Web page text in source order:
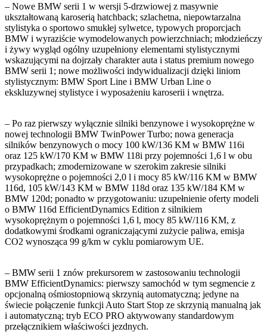
– Nowe BMW serii 1 w wersji 5-drzwiowej z masywnie
ukształtowaną karoserią hatchback; szlachetna, niepowtarzalna
stylistyka o sportowo smukłej sylwetce, typowych proporcjach
BMW i wyraziście wymodelowanych powierzchniach; młodzieńczy
i żywy wygląd ogólny uzupełniony elementami stylistycznymi
wskazującymi na dojrzały charakter auta i status premium nowego
BMW serii 1; nowe możliwości indywidualizacji dzięki liniom
stylistycznym: BMW Sport Line i BMW Urban Line o
ekskluzywnej stylistyce i wyposażeniu karoserii i wnętrza.
– Po raz pierwszy wyłącznie silniki benzynowe i wysokoprężne w
nowej technologii BMW TwinPower Turbo; nowa generacja
silników benzynowych o mocy 100 kW/136 KM w BMW 116i
oraz 125 kW/170 KM w BMW 118i przy pojemności 1,6 l w obu
przypadkach; zmodernizowane w szerokim zakresie silniki
wysokoprężne o pojemności 2,0 l i mocy 85 kW/116 KM w BMW
116d, 105 kW/143 KM w BMW 118d oraz 135 kW/184 KM w
BMW 120d; ponadto w przygotowaniu: uzupełnienie oferty modeli
o BMW 116d EfficientDynamics Edition z silnikiem
wysokoprężnym o pojemności 1,6 l, mocy 85 kW/116 KM, z
dodatkowymi środkami ograniczającymi zużycie paliwa, emisja
CO2 wynosząca 99 g/km w cyklu pomiarowym UE.
– BMW serii 1 znów prekursorem w zastosowaniu technologii
BMW EfficientDynamics: pierwszy samochód w tym segmencie z
opcjonalną ośmiostopniową skrzynią automatyczną; jedyne na
świecie połączenie funkcji Auto Start Stop ze skrzynią manualną jak
i automatyczną; tryb ECO PRO aktywowany standardowym
przełącznikiem właściwości jezdnych.